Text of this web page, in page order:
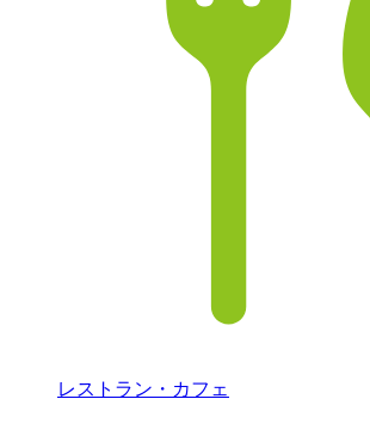
レストラン・カフェ